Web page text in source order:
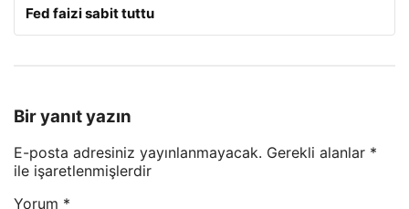
Fed faizi sabit tuttu
Bir yanıt yazın
E-posta adresiniz yayınlanmayacak. Gerekli alanlar *
ile işaretlenmişlerdir
Yorum *